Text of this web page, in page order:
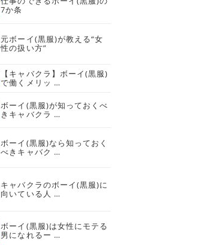
7か条
元ボーイ(黒服)が教える“女
性の扱い方”
【キャバクラ】ボーイ(黒服)
で働くメリッ …
ボーイ(黒服)が知っておくべ
きキャバクラ …
ボーイ(黒服)なら知っておく
べきキャバク …
キャバクラのボーイ(黒服)に
向いている人 …
ボーイ(黒服)は女性にモテる
男になれるー …